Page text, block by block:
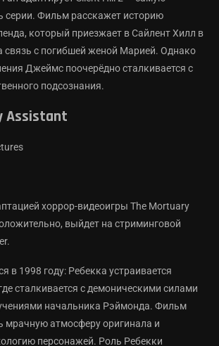
серии. Фильм расскажет историю
который приезжает в Сайлент Хилл в
связь с погибшей женой Марией. Однако
Джеймс поочерёдно сталкивается с
подсознания.
Assistant
хоррор-видеоигры The Mortuary
выйдет на стриминговой
в 1998 году: Ребекка устраивается
сталкивается с демоническими силами
начальника Рэймонда. Фильм
мрачную атмосферу оригинала и
персонажей. Роль Ребекки